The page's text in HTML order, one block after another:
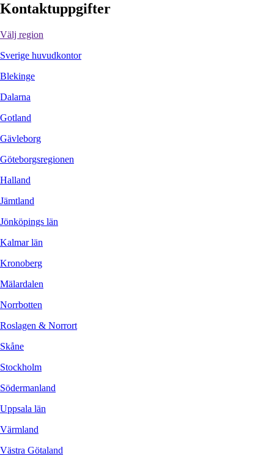
Kontaktuppgifter
Välj region
Sverige huvudkontor
Blekinge
Dalarna
Gotland
Gävleborg
Göteborgsregionen
Halland
Jämtland
Jönköpings län
Kalmar län
Kronoberg
Mälardalen
Norrbotten
Roslagen & Norrort
Skåne
Stockholm
Södermanland
Uppsala län
Värmland
Västra Götaland